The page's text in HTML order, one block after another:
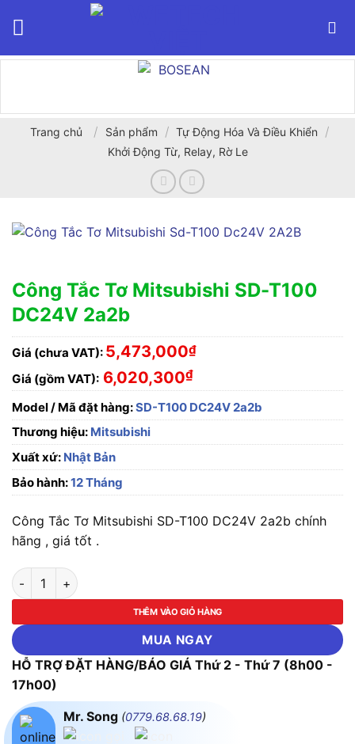
Trang chủ / Sản phẩm / Tự Động Hóa Và Điều Khiển /
Khởi Động Từ, Relay, Rờ Le
Công Tắc Tơ Mitsubishi SD-T100
DC24V 2a2b
Giá (chưa VAT): 5,473,000₫
Giá (gồm VAT): 6,020,300₫
Model / Mã đặt hàng:SD-T100 DC24V 2a2b
Thương hiệu: Mitsubishi
Xuất xứ: Nhật Bản
Bảo hành:12 Tháng
Công Tắc Tơ Mitsubishi SD-T100 DC24V 2a2b chính
hãng , giá tốt .
Công Tắc Tơ Mitsubishi SD-T100 DC24V 2a2b số lượng
THÊM VÀO GIỎ HÀNG
MUA NGAY
HỖ TRỢ ĐẶT HÀNG/BÁO GIÁ Thứ 2 - Thứ 7 (8h00 -
17h00)
Mr. Song (0779.68.68.19)